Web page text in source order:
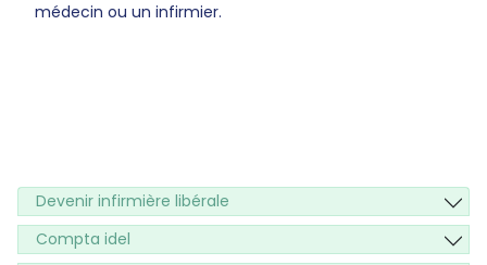
médecin ou un infirmier.
Devenir infirmière libérale
Compta idel